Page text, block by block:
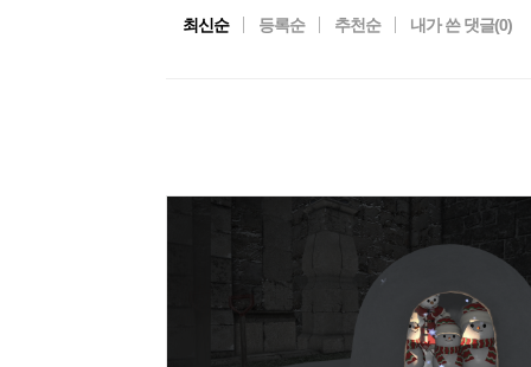
최신순 등록순 추천순 내가 쓴 댓글(0)